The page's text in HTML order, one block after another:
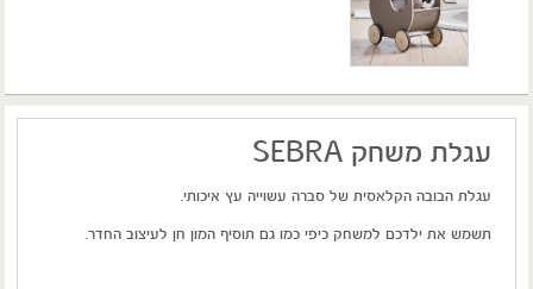
עגלת משחק SEBRA
עגלת הבובה הקלאסית של סברה עשוייה עץ איכותי.
תשמש את ילדכם למשחק כיפי כמו גם תוסיף המון חן לעיצוב החדר.